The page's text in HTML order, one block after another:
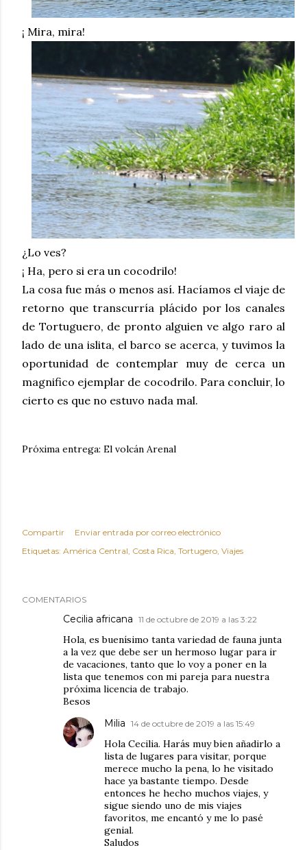
¡ Mira, mira!
¿Lo ves?
¡ Ha, pero si era un cocodrilo!
La cosa fue más o menos así. Hacíamos el viaje de
retorno que transcurría plácido por los canales
de Tortuguero, de pronto alguien ve algo raro al
lado de una islita, el barco se acerca, y tuvimos la
oportunidad de contemplar muy de cerca un
magnifico ejemplar de cocodrilo. Para concluir, lo
cierto es que no estuvo nada mal.
Próxima entrega: El volcán Arenal
Compartir
Enviar entrada por correo electrónico
Etiquetas: América Central Costa Rica Tortugero Viajes
COMENTARIOS
Cecilia africana 11 de octubre de 2019 a las 3:22
Hola, es buenísimo tanta variedad de fauna junta
a la vez que debe ser un hermoso lugar para ir
de vacaciones, tanto que lo voy a poner en la
lista que tenemos con mi pareja para nuestra
próxima licencia de trabajo.
Besos
Milia 14 de octubre de 2019 a las 15:49
Hola Cecilia. Harás muy bien añadirlo a
lista de lugares para visitar, porque
merece mucho la pena, lo he visitado
hace ya bastante tiempo. Desde
entonces he hecho muchos viajes, y
sigue siendo uno de mis viajes
favoritos, me encantó y me lo pasé
genial.
Saludos